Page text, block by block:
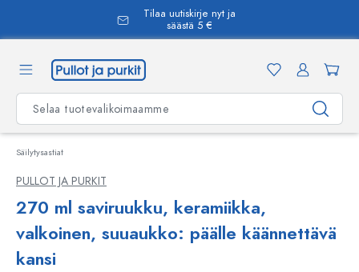
Tilaa uutiskirje nyt ja
säästä 5 €
Säilytysastiat
PULLOT JA PURKIT
270 ml saviruukku, keramiikka,
valkoinen, suuaukko: päälle käännettävä
kansi